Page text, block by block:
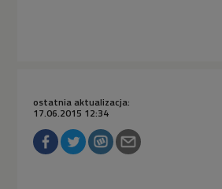
ostatnia aktualizacja:
17.06.2015 12:34